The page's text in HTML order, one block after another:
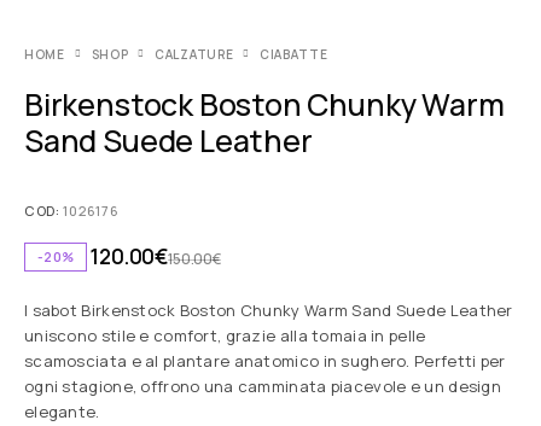
HOME SHOP CALZATURE CIABATTE
Birkenstock Boston Chunky Warm
Sand Suede Leather
COD:1026176
-20% 150.00€
120.00€
I sabot Birkenstock Boston Chunky Warm Sand Suede Leather
uniscono stile e comfort, grazie alla tomaia in pelle
scamosciata e al plantare anatomico in sughero. Perfetti per
ogni stagione, offrono una camminata piacevole e un design
elegante.